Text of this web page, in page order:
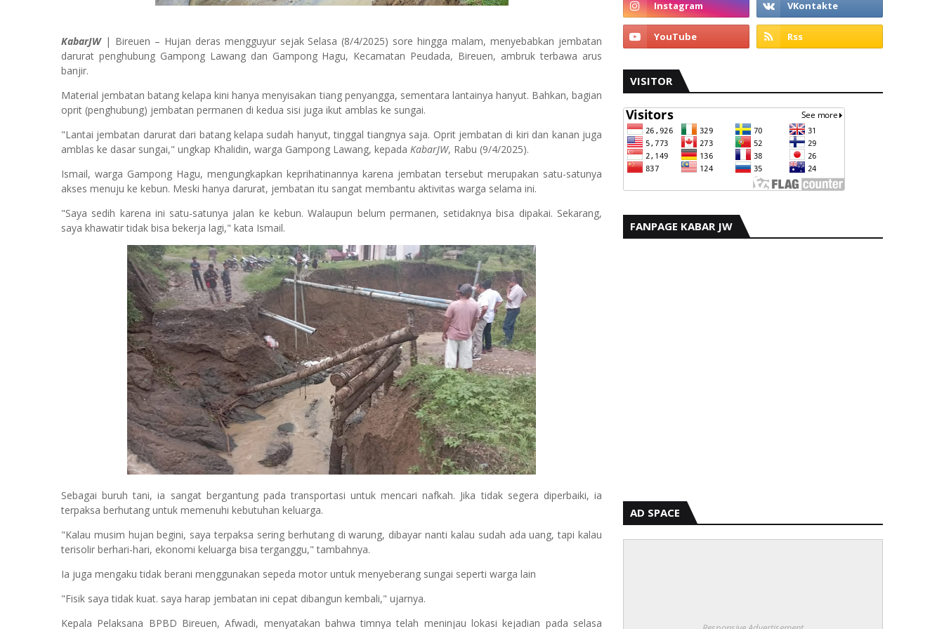
KabarJW| Bireuen – Hujan deras mengguyur sejak Selasa (8/4/2025) sore hingga malam, menyebabkan jembatan
darurat penghubung Gampong Lawang dan Gampong Hagu, Kecamatan Peudada, Bireuen, ambruk terbawa arus
banjir.
Material jembatan batang kelapa kini hanya menyisakan tiang penyangga, sementara lantainya hanyut. Bahkan, bagian
oprit (penghubung) jembatan permanen di kedua sisi juga ikut amblas ke sungai.
"Lantai jembatan darurat dari batang kelapa sudah hanyut, tinggal tiangnya saja. Oprit jembatan di kiri dan kanan juga
amblas ke dasar sungai," ungkap Khalidin, warga Gampong Lawang, kepada KabarJW, Rabu (9/4/2025).
Ismail, warga Gampong Hagu, mengungkapkan keprihatinannya karena jembatan tersebut merupakan satu-satunya
akses menuju ke kebun. Meski hanya darurat, jembatan itu sangat membantu aktivitas warga selama ini.
"Saya sedih karena ini satu-satunya jalan ke kebun. Walaupun belum permanen, setidaknya bisa dipakai. Sekarang,
saya khawatir tidak bisa bekerja lagi," kata Ismail.
Sebagai buruh tani, ia sangat bergantung pada transportasi untuk mencari nafkah. Jika tidak segera diperbaiki, ia
terpaksa berhutang untuk memenuhi kebutuhan keluarga.
"Kalau musim hujan begini, saya terpaksa sering berhutang di warung, dibayar nanti kalau sudah ada uang, tapi kalau
terisolir berhari-hari, ekonomi keluarga bisa terganggu," tambahnya.
Ia juga mengaku tidak berani menggunakan sepeda motor untuk menyeberang sungai seperti warga lain
"Fisik saya tidak kuat. saya harap jembatan ini cepat dibangun kembali," ujarnya.
Kepala Pelaksana BPBD Bireuen, Afwadi, menyatakan bahwa timnya telah meninjau lokasi kejadian pada selasa
VISITOR
FANPAGE KABAR JW
AD SPACE